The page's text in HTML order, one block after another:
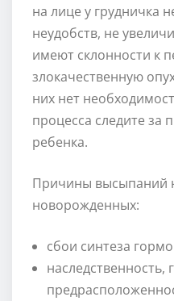
на лице у грудничка
неудобств, не
имеют склонности к
злокачественную
них нет
процесса следите за
ребенка.
Причины высыпаний
новорожденных:
сбои синтеза
наследственность,